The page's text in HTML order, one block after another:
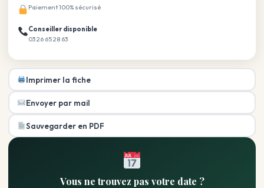
Paiement 100% sécurisé
Conseiller disponible
03 26 65 28 63
Imprimer la fiche
Envoyer par mail
Sauvegarder en PDF
Vous ne trouvez pas votre date ?